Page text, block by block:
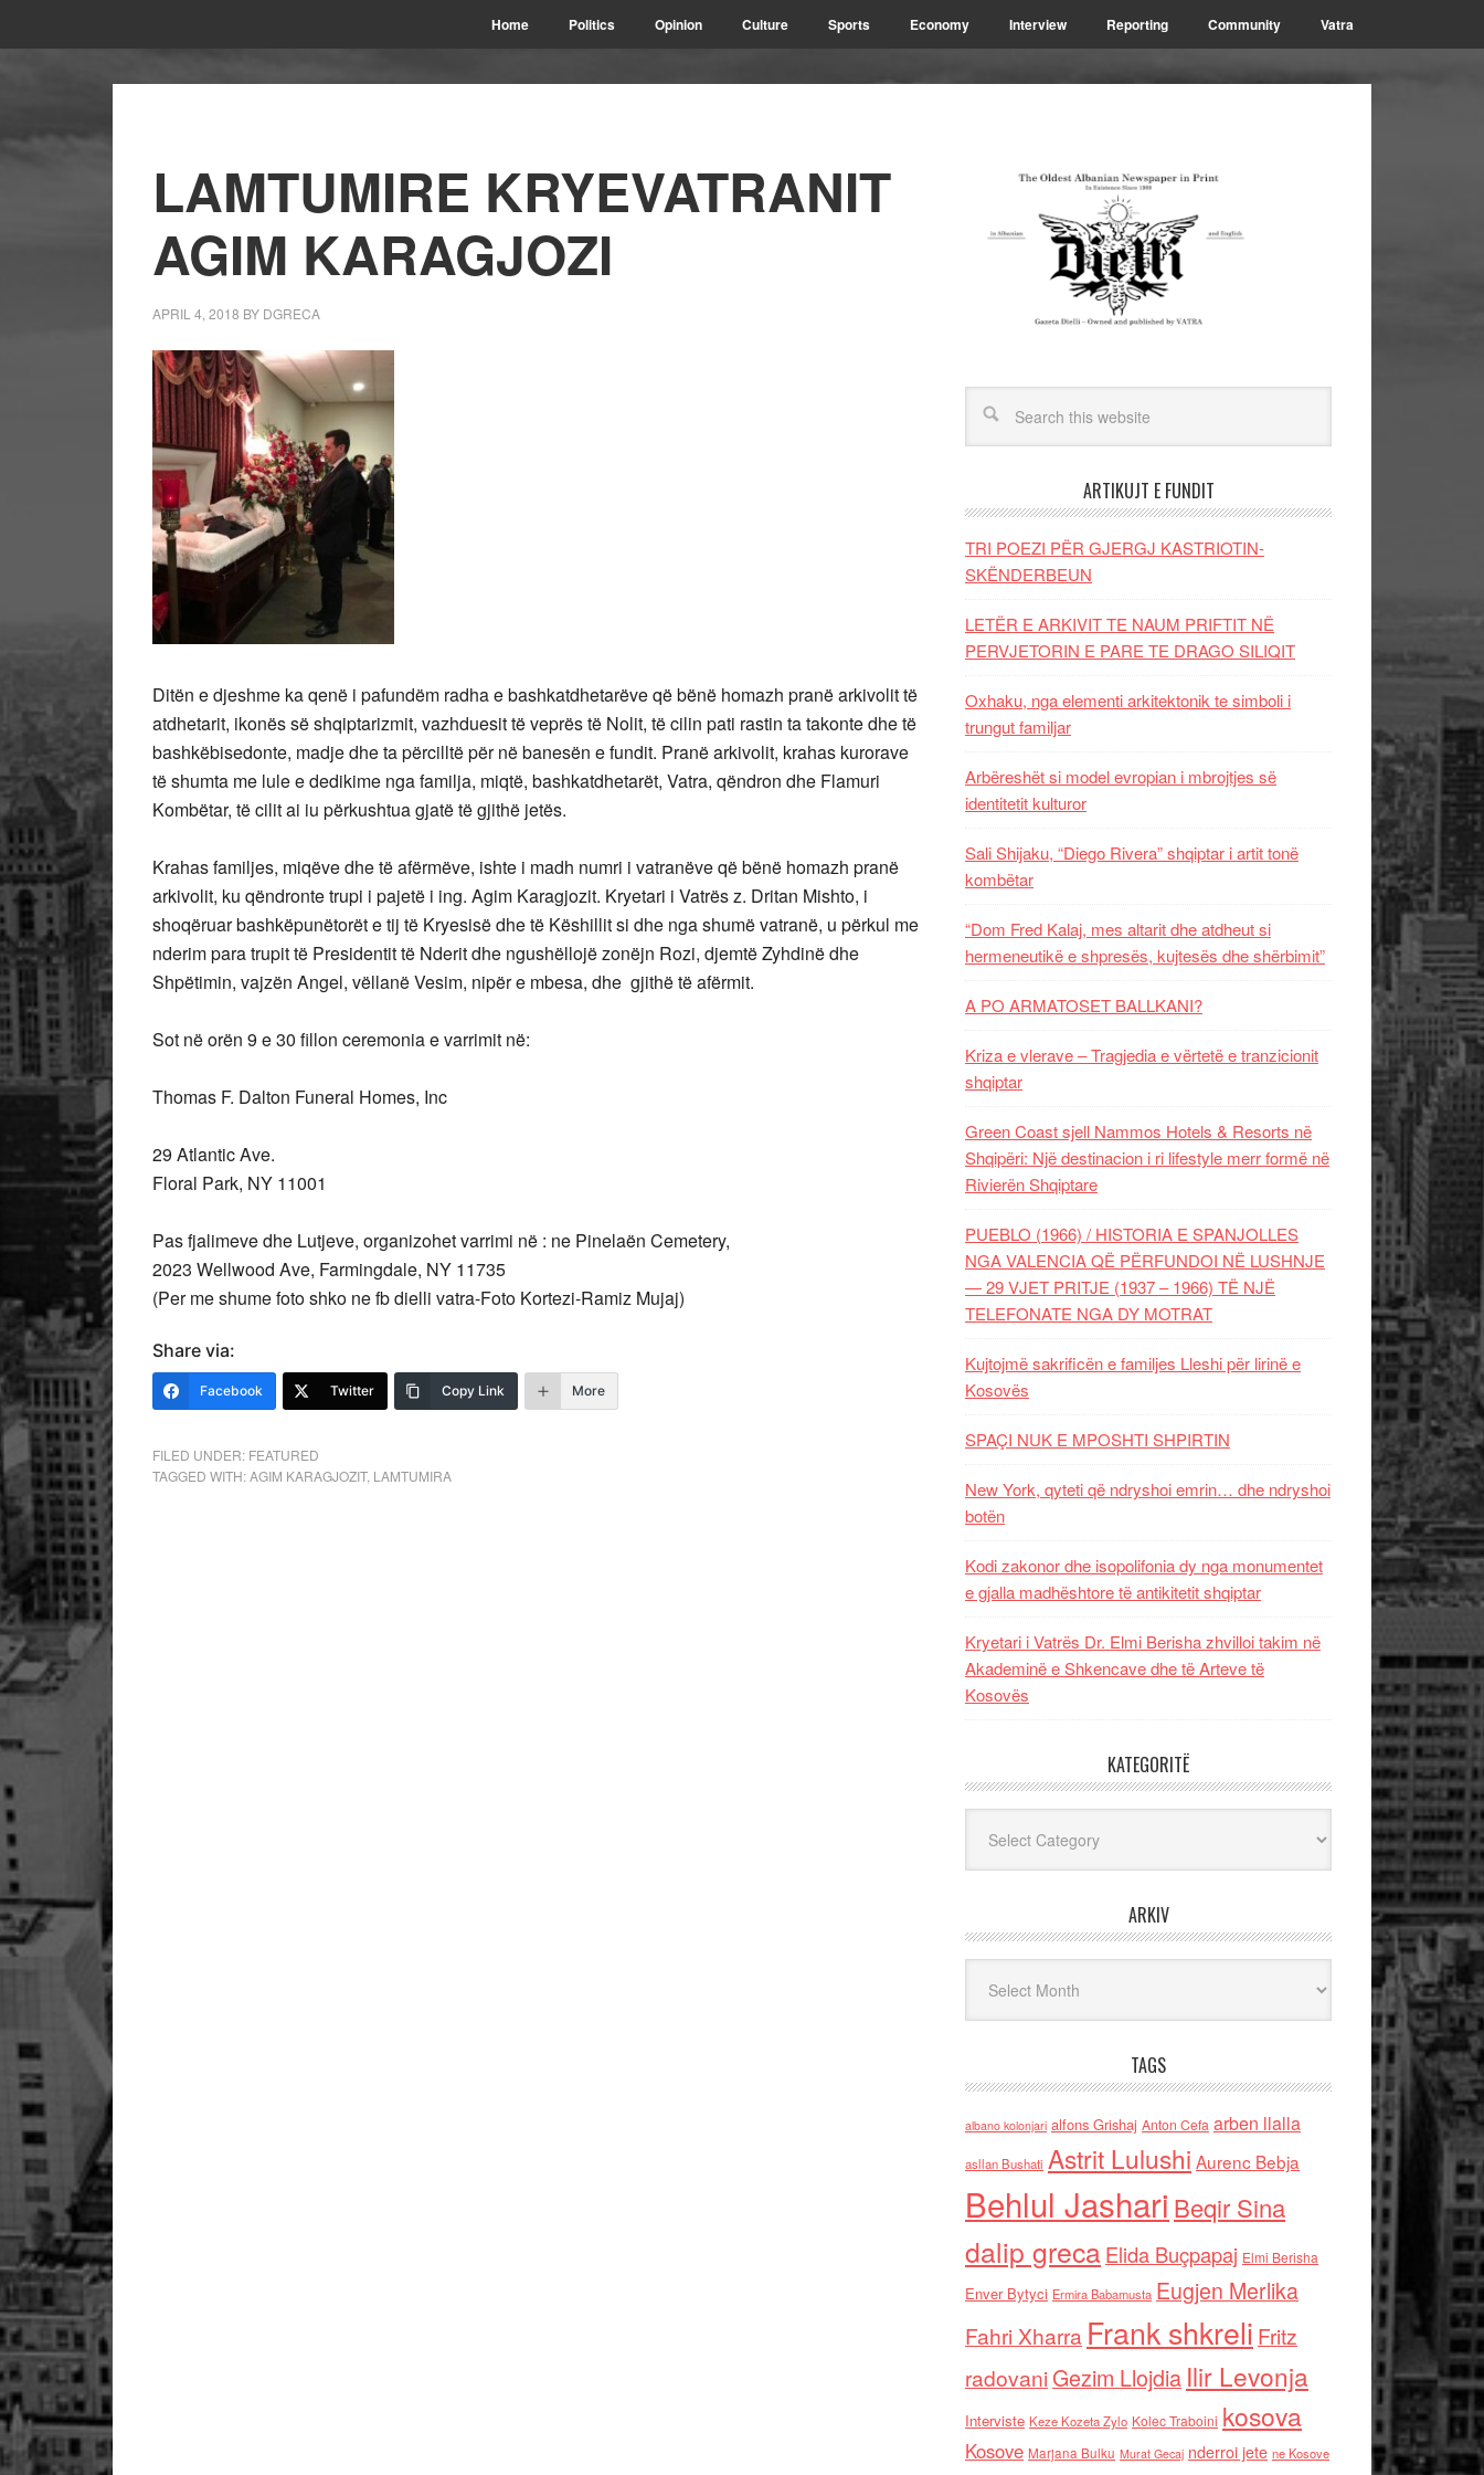
Home Politics Opinion Culture Sports Economy Interview Reporting Community Vatra
LAMTUMIRE KRYEVATRANIT
AGIM KARAGJOZI
APRIL 4, 2018 BY DGRECA
Ditën e djeshme ka qenë i pafundëm radha e bashkatdhetarëve që bënë homazh pranë arkivolit të
atdhetarit, ikonës së shqiptarizmit, vazhduesit të veprës të Nolit, të cilin pati rastin ta takonte dhe të
bashkëbisedonte, madje dhe ta përcilltë për në banesën e fundit. Pranë arkivolit, krahas kurorave
të shumta me lule e dedikime nga familja, miqtë, bashkatdhetarët, Vatra, qëndron dhe Flamuri
Kombëtar, të cilit ai iu përkushtua gjatë të gjithë jetës.
Krahas familjes, miqëve dhe të afërmëve, ishte i madh numri i vatranëve që bënë homazh pranë
arkivolit, ku qëndronte trupi i pajetë i ing. Agim Karagjozit. Kryetari i Vatrës z. Dritan Mishto, i
shoqëruar bashkëpunëtorët e tij të Kryesisë dhe të Këshillit si dhe nga shumë vatranë, u përkul me
nderim para trupit të Presidentit të Nderit dhe ngushëllojë zonëjn Rozi, djemtë Zyhdinë dhe
Shpëtimin, vajzën Angel, vëllanë Vesim, nipër e mbesa, dhe gjithë të afërmit.
Sot në orën 9 e 30 fillon ceremonia e varrimit në:
Thomas F. Dalton Funeral Homes, Inc
29 Atlantic Ave.
Floral Park, NY 11001
Pas fjalimeve dhe Lutjeve, organizohet varrimi në : ne Pinelaën Cemetery,
2023 Wellwood Ave, Farmingdale, NY 11735
(Per me shume foto shko ne fb dielli vatra-Foto Kortezi-Ramiz Mujaj)
Share via:
Facebook Twitter Copy Link More
FILED UNDER: FEATURED
TAGGED WITH:AGIM KARAGJOZIT, LAMTUMIRA
ARTIKUJT E FUNDIT
TRI POEZI PËR GJERGJ KASTRIOTIN-
SKËNDERBEUN
LETËR E ARKIVIT TE NAUM PRIFTIT NË
PERVJETORIN E PARE TE DRAGO SILIQIT
Oxhaku, nga elementi arkitektonik te simboli i
trungut familjar
Arbëreshët si model evropian i mbrojtjes së
identitetit kulturor
Sali Shijaku, “Diego Rivera” shqiptar i artit tonë
kombëtar
“Dom Fred Kalaj, mes altarit dhe atdheut si
hermeneutikë e shpresës, kujtesës dhe shërbimit”
A PO ARMATOSET BALLKANI?
Kriza e vlerave – Tragjedia e vërtetë e tranzicionit
shqiptar
Green Coast sjell Nammos Hotels & Resorts në
Shqipëri: Një destinacion i ri lifestyle merr formë në
Rivierën Shqiptare
PUEBLO (1966) / HISTORIA E SPANJOLLES
NGA VALENCIA QË PËRFUNDOI NË LUSHNJE
— 29 VJET PRITJE (1937 – 1966) TË NJË
TELEFONATE NGA DY MOTRAT
Kujtojmë sakrificën e familjes Lleshi për lirinë e
Kosovës
SPAÇI NUK E MPOSHTI SHPIRTIN
New York, qyteti që ndryshoi emrin… dhe ndryshoi
botën
Kodi zakonor dhe isopolifonia dy nga monumentet
e gjalla madhështore të antikitetit shqiptar
Kryetari i Vatrës Dr. Elmi Berisha zhvilloi takim në
Akademinë e Shkencave dhe të Arteve të
Kosovës
KATEGORITË
ARKIV
TAGS
albano kolonjari alfons Grishaj Anton Cefa arben llalla
asllan Bushati Astrit Lulushi Aurenc Bebja
Behlul Jashari Beqir Sina
dalip grecaElida Buçpapaj Elmi Berisha
Enver Bytyci Ermira Babamusta Eugjen Merlika
Fahri Xharra Frank shkreli Fritz
radovaniGezim Llojdia Ilir Levonja
Interviste Keze Kozeta Zylo Kolec Traboini kosova
Kosove Marjana Bulku Murat Gecaj nderroi jete ne Kosove